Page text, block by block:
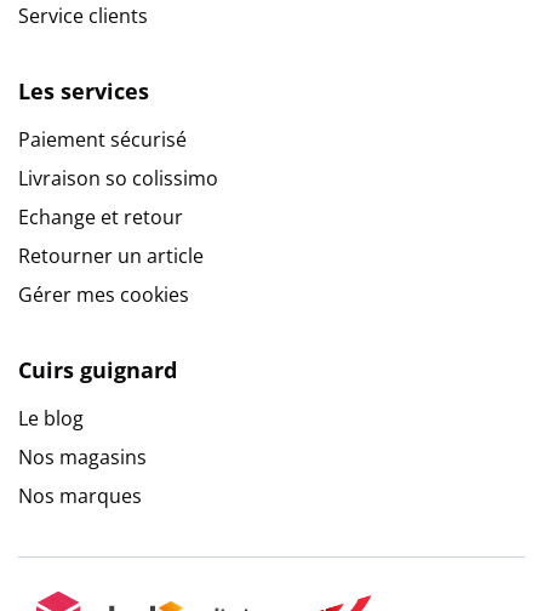
Service clients
Les services
Paiement sécurisé
Livraison so colissimo
Echange et retour
Retourner un article
Gérer mes cookies
Cuirs guignard
Le blog
Nos magasins
Nos marques